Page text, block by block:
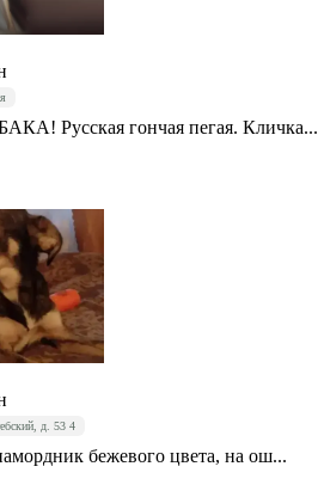
Русская гончая пегая. Кличка...
д. 53 4
бежевого цвета, на ош...